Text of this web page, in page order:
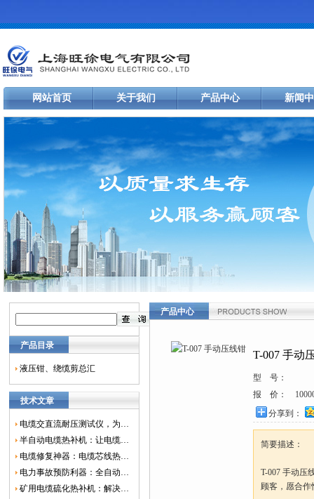
网站首页 关于我们 产品中心 新闻
产品目录
液压钳、绕缆剪总汇
技术文章
电缆交直流耐压测试仪，为电网安全保驾护航
半自动电缆热补机：让电缆修复更简单、更高效！
电缆修复神器：电缆芯线热补机如何保障电网安全？
电力事故预防利器：全自动控温电缆热补机
矿用电缆硫化热补机：解决矿山电缆故障的新选择
产品中心
T-007 手动
型 号：
报 价：
分享到：
简要描述：
T-007 手动压
顾客，愿合作